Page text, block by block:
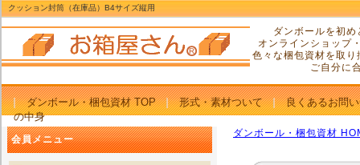
クッション封筒（在庫品）B4サイズ縦用
ダンボールを初
オンラインショップ
色々な梱包資材を取
ご自分に
ダンボール・梱包資材 TOP 形式・素材ついて
良くあるお問
の中身
ダンボール・梱包資材
会員メニュー